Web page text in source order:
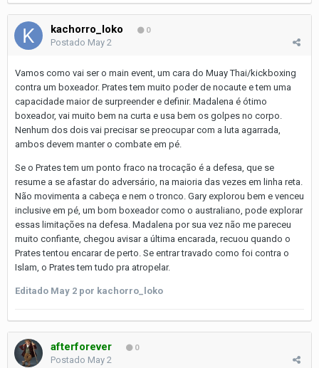
kachorro_loko 0
Postado May 2
Vamos como vai ser o main event, um cara do Muay Thai/kickboxing
contra um boxeador. Prates tem muito poder de nocaute e tem uma
capacidade maior de surpreender e definir. Madalena é ótimo
boxeador, vai muito bem na curta e usa bem os golpes no corpo.
Nenhum dos dois vai precisar se preocupar com a luta agarrada,
ambos devem manter o combate em pé.
Se o Prates tem um ponto fraco na trocação é a defesa, que se
resume a se afastar do adversário, na maioria das vezes em linha reta.
Não movimenta a cabeça e nem o tronco. Gary explorou bem e venceu
inclusive em pé, um bom boxeador como o australiano, pode explorar
essas limitações na defesa. Madalena por sua vez não me pareceu
muito confiante, chegou avisar a última encarada, recuou quando o
Prates tentou encarar de perto. Se entrar travado como foi contra o
Islam, o Prates tem tudo pra atropelar.
Editado May 2 por kachorro_loko
afterforever 0
Postado May 2